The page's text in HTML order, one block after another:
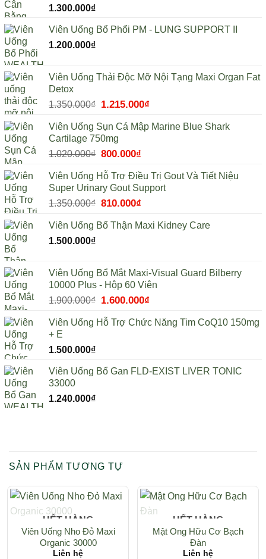
1.300.000₫
Viên Uống Bổ Phổi PM - LUNG SUPPORT II
1.200.000₫
Viên Uống Thải Độc Mỡ Nội Tạng Maxi Organ Fat
Detox
1.350.000₫ Giá
là:
1.350.000₫.
1.215.000₫Giá
tại
Viên Uống Sụn Cá Mập Marine Blue Shark
Cartilage 750mg
1.020.000₫ Giá
là:
1.020.000₫.
800.000₫Giá
tại
là:
800.000₫.
Viên Uống Hỗ Trợ Điều Trị Gout Và Tiết Niệu
Super Urinary Gout Support
1.350.000₫ Giá
là:
810.000₫Giá
tại
Viên Uống Bổ Thận Maxi Kidney Care
1.500.000₫
Viên Uống Bổ Mắt Maxi-Visual Guard Bilberry
10000 Plus - Hộp 60 Viên
1.900.000₫ Giá
là:
1.600.000₫Giá
tại
Viên Uống Hỗ Trợ Chức Năng Tim CoQ10 150mg
+ E
1.500.000₫
Viên Uống Bổ Gan FLD-EXIST LIVER TONIC
33000
1.240.000₫
SẢN PHẨM TƯƠNG TỰ
HẾT HÀNG
Viên Uống Nho Đỏ Maxi
Organic 30000
Liên hệ
HẾT HÀNG
Mật Ong Hữu Cơ Bạch
Đàn
Liên hệ